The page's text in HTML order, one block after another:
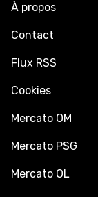
À propos
Contact
Flux RSS
Cookies
Mercato OM
Mercato PSG
Mercato OL